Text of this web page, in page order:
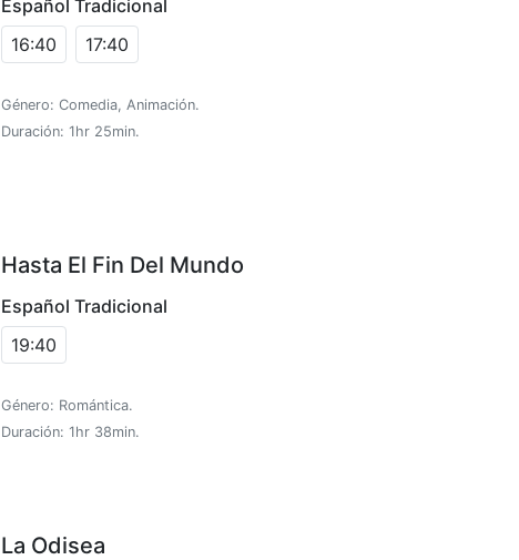
Español Tradicional
16:40
17:40
Género: Comedia, Animación.
Duración: 1hr 25min.
Hasta El Fin Del Mundo
Español Tradicional
19:40
Género: Romántica.
Duración: 1hr 38min.
La Odisea